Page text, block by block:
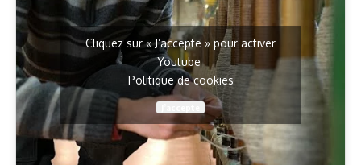
Cliquez sur « J’accepte » pour activer
Youtube
Politique de cookies